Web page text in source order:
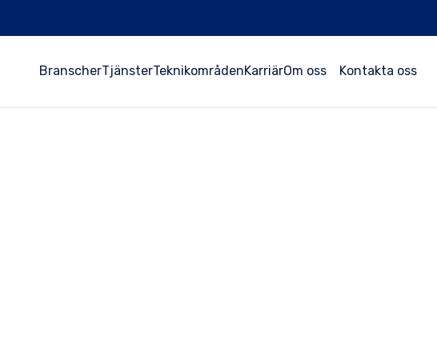
BranscherTjänsterTeknikområdenKarriärOm oss Kontakta oss